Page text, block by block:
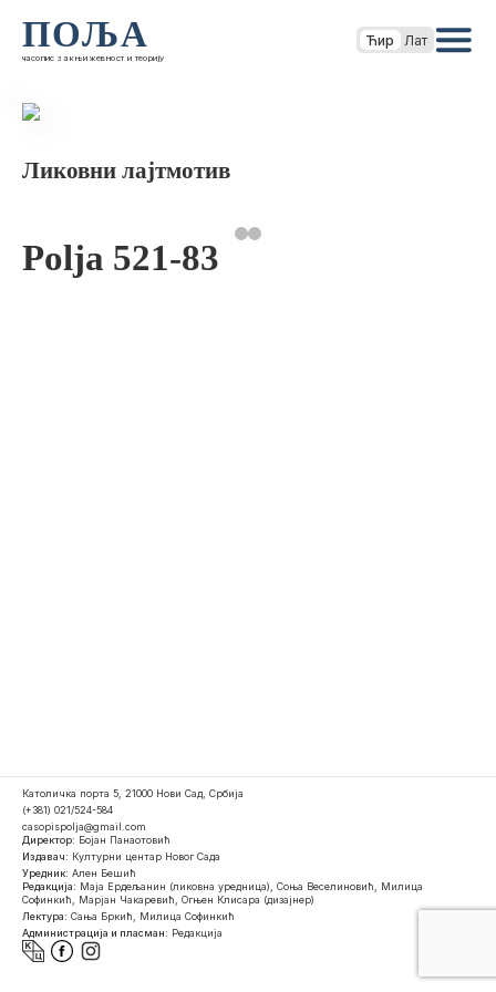
ПОЉА
часопис за књижевност и теорију
Ћир Лат
Ликовни лајтмотив
Polja 521-83
Католичка порта 5, 21000 Нови Сад, Србија
(+381) 021/524-584
casopispolja@gmail.com
Директор: Бојан Панаотовић
Издавач: Културни центар Новог Сада
Уредник: Ален Бешић
Редакција: Маја Ердељанин (ликовна уредница), Соња Веселиновић, Милица
Софинкић, Марјан Чакаревић, Огњен Клисара (дизајнер)
Лектура: Сања Бркић, Милица Софинкић
Администрација и пласман: Редакција